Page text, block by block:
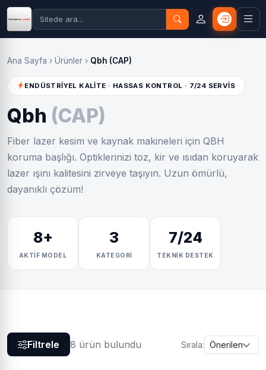
Ana Sayfa › Ürünler › Qbh (CAP)
ENDÜSTRİYEL KALİTE · HASSAS KONTROL · 7/24 SERVİS
Qbh (CAP)
Fiber lazer kesim ve kaynak makineleri için QBH
koruma başlığı. Optiklerinizi toz, kir ve ısıdan koruyarak
lazer ışını kalitesini zirveye taşıyın. Uzun ömürlü,
dayanıklı çözüm!
8+
AKTİF MODEL
3
KATEGORİ
7/24
TEKNİK DESTEK
Filtrele 8 ürün bulundu Sırala: Önerilen